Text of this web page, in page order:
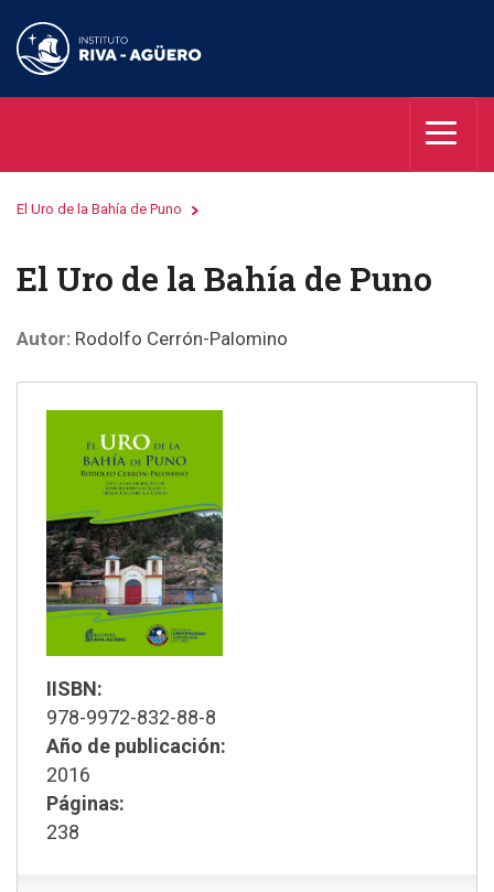
El Uro de la Bahía de Puno
El Uro de la Bahía de Puno
Autor: Rodolfo Cerrón-Palomino
IISBN:
978-9972-832-88-8
Año de publicación:
2016
Páginas:
238